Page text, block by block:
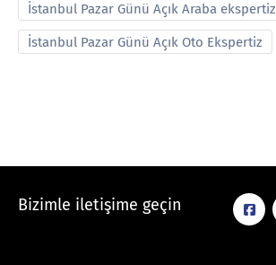
İstanbul Pazar Günü Açık Araba ekspertiz
İstanbul Pazar Günü Açık Oto Ekspertiz
Bizimle iletişime geçin